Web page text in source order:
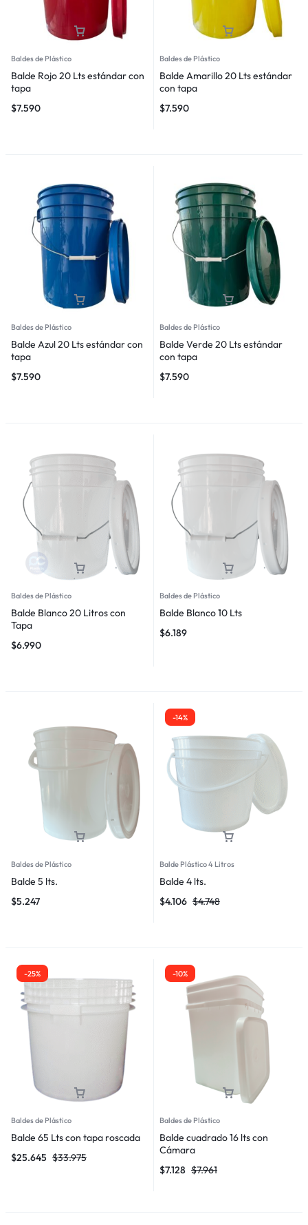
Baldes de Plástico
Balde Rojo 20 Lts estándar con
tapa
$7.590
Baldes de Plástico
Balde Amarillo 20 Lts estándar
con tapa
$7.590
Baldes de Plástico
Balde Azul 20 Lts estándar con
tapa
$7.590
Baldes de Plástico
Balde Verde 20 Lts estándar
con tapa
$7.590
Baldes de Plástico
Balde Blanco 20 Litros con
Tapa
$6.990
Baldes de Plástico
Balde Blanco 10 Lts
$6.189
Baldes de Plástico
Balde 5 lts.
$5.247
-14%
Balde Plástico 4 Litros
Balde 4 lts.
$4.748
$4.106
-25%
Baldes de Plástico
Balde 65 Lts con tapa roscada
$33.975
$25.645
-10%
Baldes de Plástico
Balde cuadrado 16 lts con
Cámara
$7.961
$7.128